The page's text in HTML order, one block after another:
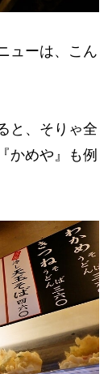
ューは、こん
と、そりゃ全
かめや』も例